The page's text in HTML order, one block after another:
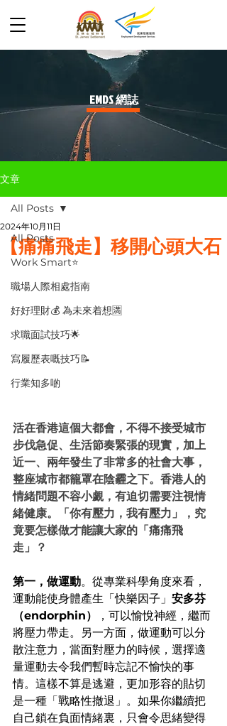
​EMDS 網誌
文章
All Posts
Work Smart⭐️
職場人際相處指南
好好理財💰 為未來着想🈵
求職面試技巧🌟
寫履歷表嘅技巧📝
行業知多啲
All Posts
【痛痛飛走】移開心頭大石
2024年10月11日
活在香港這個大都會，不得不接受城市
步伐急促、生活節奏緊張的現實，加上
近一、兩年發生了非常多的社會大事，
整座城市都籠罩在陰霾之下。香港人的
情緒問題不容小覷，有迫切需要注視情
緒健康。「你有壓力，我有壓力」，究
竟要怎樣做才能讓大家的「痛痛飛
走」？
第一，做運動。從專業科學角度來看，
運動能使身體產生「快樂因子」 安多芬
（endorphin）
，可以愉悅神經，繼而
將壓力帶走。另一方面，做運動可以分
散注意力，當面對壓力的時候，選擇適
量運動去令我們暫時忘記不愉快的事
情。這樣不算是逃避，更加形容的貼切
是一種「戰略性撤退」。如果你繼續把
自己鎖在負面情緒裏，只會令思緒變得